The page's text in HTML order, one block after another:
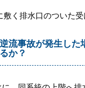
く排水口のついた受
流事故が発生した
か？